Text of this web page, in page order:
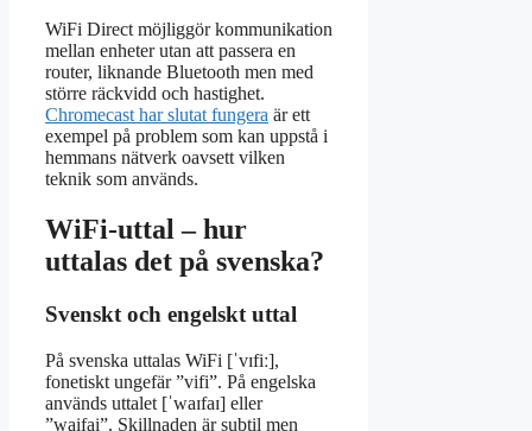
WiFi Direct möjliggör kommunikation
mellan enheter utan att passera en
router, liknande Bluetooth men med
större räckvidd och hastighet.
Chromecast har slutat fungera är ett
exempel på problem som kan uppstå i
hemmans nätverk oavsett vilken
teknik som används.
WiFi-uttal – hur
uttalas det på svenska?
Svenskt och engelskt uttal
På svenska uttalas WiFi [ˈvɪfiː],
fonetiskt ungefär ”vifi”. På engelska
används uttalet [ˈwaɪfaɪ] eller
”waifai”. Skillnaden är subtil men